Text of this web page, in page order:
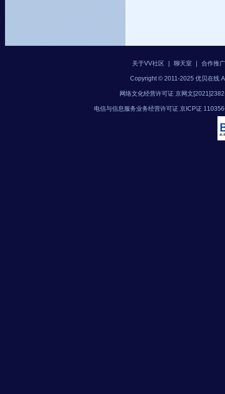
关于VV社区 聊天室 合作推广
Copyright © 2011-2025 优贝在线
网络文化经营许可证 京网文
电信与信息服务业务经营许可证 京ICP证